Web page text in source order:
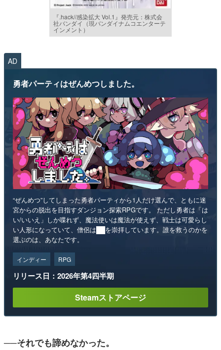
『.hack//感染拡大 Vol.1』発売元：株式会
社バンダイ（現バンダイナムコエンターテ
インメント）
AD
勇者パーティはぜんめつしました。
“ぜんめつ”してしまった勇者パーティから1人だけ選んで、ともに迷
宮からの脱出を目指すダンジョン探索RPGです。 ただし勇者は「は
い/いいえ」しか喋れず、魔法使いは魔法が使えず、戦士は可愛らし
い人形になっていて、僧侶は██を崇拝しています。誰を救うのかを
選ぶのは、あなたです。
インディー RPG
リリース日：2026年第4四半期
Steamストアページ
──それでも諦めなかった。